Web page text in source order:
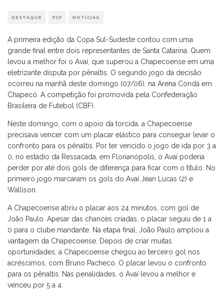
DESTAQUE FCF NOTÍCIAS
A primeira edição da Copa Sul-Sudeste contou com uma
grande final entre dois representantes de Santa Catarina. Quem
levou a melhor foi o Avaí, que superou a Chapecoense em uma
eletrizante disputa por pênaltis. O segundo jogo da decisão
ocorreu na manhã deste domingo (07/06), na Arena Condá em
Chapecó. A competição foi promovida pela Confederação
Brasileira de Futebol (CBF).
Neste domingo, com o apoio da torcida, a Chapecoense
precisava vencer com um placar elástico para conseguir levar o
confronto para os pênaltis. Por ter vencido o jogo de ida por 3 a
0, no estádio da Ressacada, em Florianópolis, o Avaí poderia
perder por até dois gols de diferença para ficar com o título. No
primeiro jogo marcaram os gols do Avaí Jean Lucas (2) e
Wallison.
A Chapecoense abriu o placar aos 24 minutos, com gol de
João Paulo. Apesar das chances criadas, o placar seguiu de 1 a
0 para o clube mandante. Na etapa final, João Paulo ampliou a
vantagem da Chapecoense. Depois de criar muitas
oportunidades, a Chapecoense chegou ao terceiro gol nos
acréscimos, com Bruno Pacheco. O placar levou o confronto
para os pênaltis. Nas penalidades, o Avaí levou a melhor e
venceu por 5 a 4.